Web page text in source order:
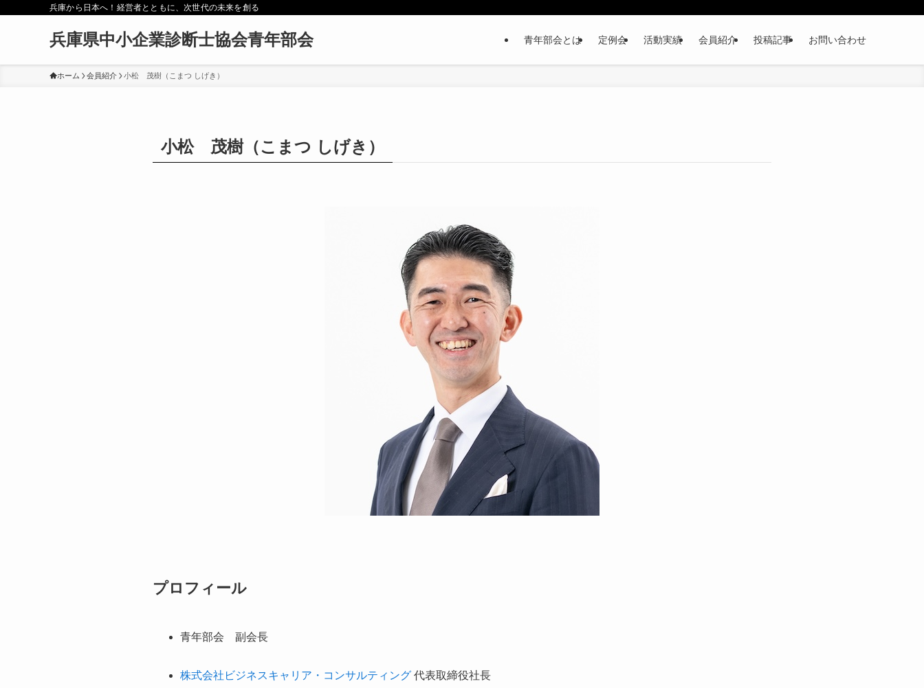
兵庫から日本へ！経営者とともに、次世代の未来を創る
兵庫県中小企業診断士協会青年部会 青年部会とは 定例会 活動実績 会員紹介 投稿記事 お問い合わせ
ホーム 会員紹介 小松 茂樹（こまつ しげき）
小松 茂樹（こまつ しげき）
プロフィール
青年部会 副会長
株式会社ビジネスキャリア・コンサルティング 代表取締役社長